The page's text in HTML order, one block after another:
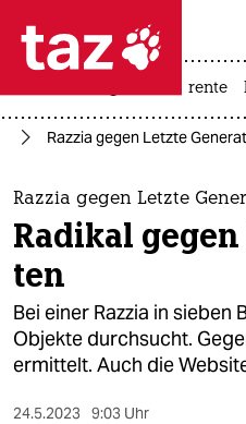
 taz
taz zahl ich
themen
politik
öko
gesellschaft
rente
Razzia gegen Letzte
Razzia gegen Letzte
Radikal
ten
Bei einer Razzia in
Objekte durchsucht.
ermittelt. Auch die
24.5.2023 9:03 Uhr